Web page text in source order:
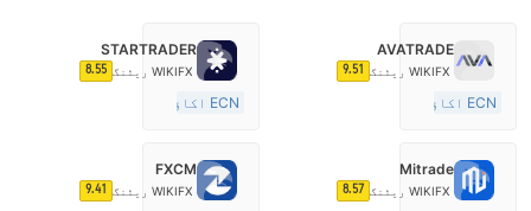
AVATRADE
WIKIFX ریٹنگ 9.51
ECN اکاؤنٹ
مارکیٹ سازی کا لائسنس (MM)
STARTRADER
WIKIFX ریٹنگ 8.55
ECN اکاؤنٹ
مارکیٹ سازی کا لائسنس (MM)
Mitrade
WIKIFX ریٹنگ 8.57
FXCM
WIKIFX ریٹنگ 9.41